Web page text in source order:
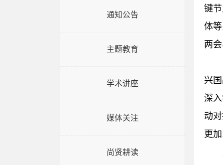
通知公告
主题教育
学术讲座
媒体关注
尚贤耕读
键
体
两
兴
深
动
更